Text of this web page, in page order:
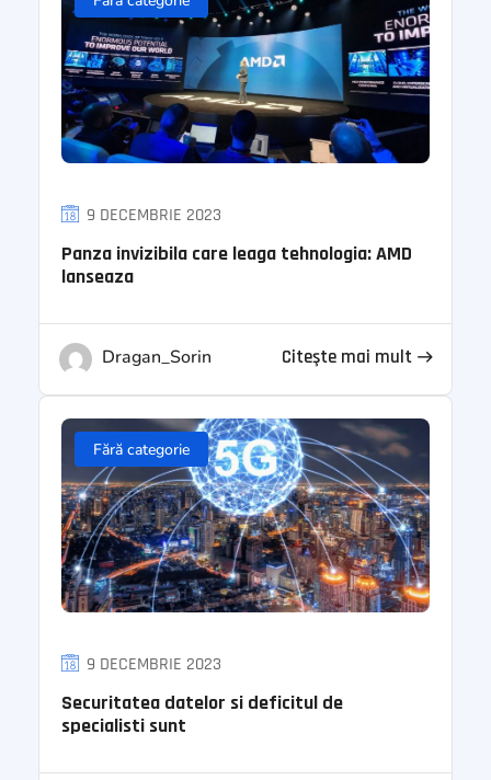
9 DECEMBRIE 2023
Panza invizibila care leaga tehnologia: AMD
lanseaza
Dragan_Sorin Citeşte mai mult
Fără categorie
9 DECEMBRIE 2023
Securitatea datelor si deficitul de
specialisti sunt